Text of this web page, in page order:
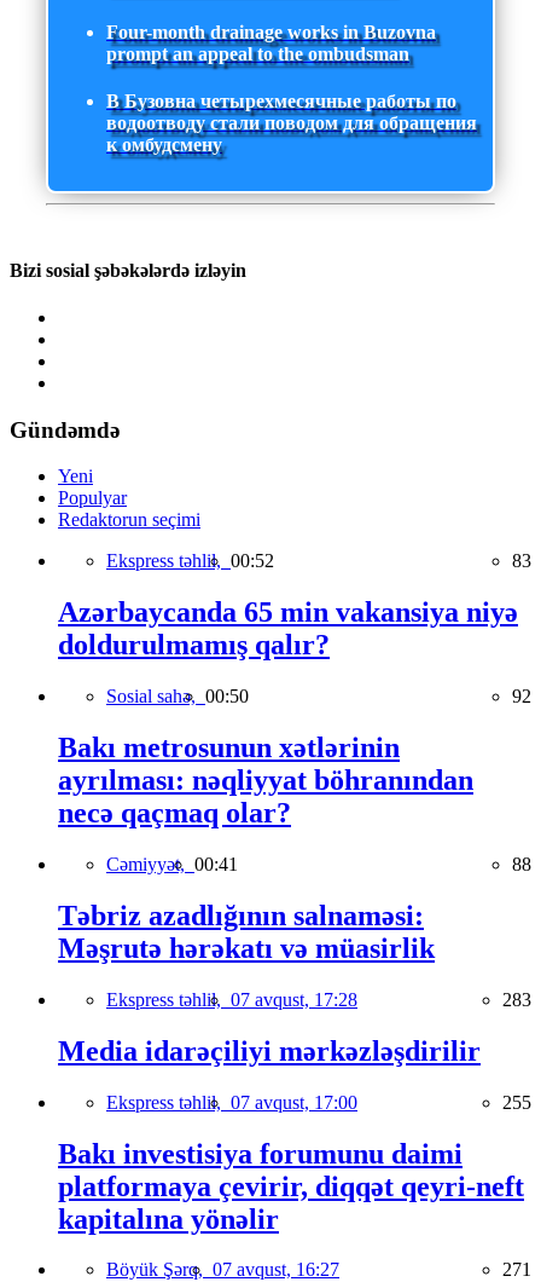
Four-month drainage works in Buzovna
prompt an appeal to the ombudsman
В Бузовна четырехмесячные работы по
водоотводу стали поводом для обращения
к омбудсмену
Bizi sosial şəbəkələrdə izləyin
Gündəmdə
Yeni
Populyar
Redaktorun seçimi
Ekspress təhlil, 00:52 83
Azərbaycanda 65 min vakansiya niyə
doldurulmamış qalır?
Sosial sahə, 00:50 92
Bakı metrosunun xətlərinin
ayrılması: nəqliyyat böhranından
necə qaçmaq olar?
Cəmiyyət, 00:41 88
Təbriz azadlığının salnaməsi:
Məşrutə hərəkatı və müasirlik
Ekspress təhlil, 07 avqust, 17:28 283
Media idarəçiliyi mərkəzləşdirilir
Ekspress təhlil, 07 avqust, 17:00 255
Bakı investisiya forumunu daimi
platformaya çevirir, diqqət qeyri-neft
kapitalına yönəlir
Böyük Şərq, 07 avqust, 16:27 271